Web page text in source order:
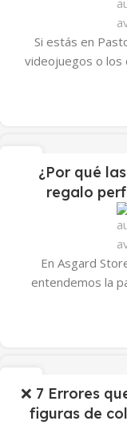
Si estás en
videojuegos o los
¿Por qué
regalo
En Asgard
entendemos la
MAY
❌ 7 Errores
figuras de